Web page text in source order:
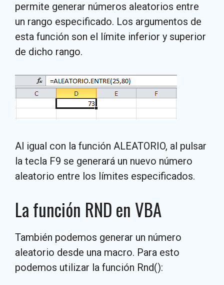
permite generar números aleatorios entre
un rango especificado. Los argumentos de
esta función son el límite inferior y superior
de dicho rango.
Al igual con la función ALEATORIO, al pulsar
la tecla F9 se generará un nuevo número
aleatorio entre los límites especificados.
La función RND en VBA
También podemos generar un número
aleatorio desde una macro. Para esto
podemos utilizar la función Rnd():